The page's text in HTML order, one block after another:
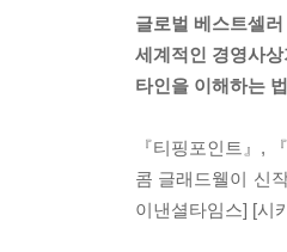
글로벌 베스트셀
세계적인 경영사
타인을 이해하는
『티핑포인트』,
콤 글래드웰이 신
이낸셜타임스] [시